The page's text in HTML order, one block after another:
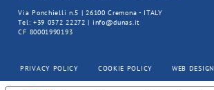
Via Ponchielli n.5 | 26100 Cremona - ITALY
Tel: +39 0372 22272 | info@dunas.it
CF 80001990193
PRIVACY POLICY COOKIE POLICY WEB DESIGN